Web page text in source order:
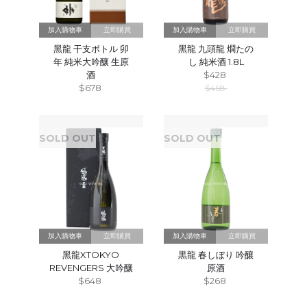
立即購買
黑龍 干支ボトル 卯
年 純米大吟釀 生原
酒
$678
立即購買
黑龍 九頭龍 燗たの
し 純米酒 1.8L
$428
$468
SOLD OUT
立即購買
黑龍XTOKYO
REVENGERS 大吟釀
$648
SOLD OUT
立即購買
黒龍 春しぼり 吟釀
原酒
$268